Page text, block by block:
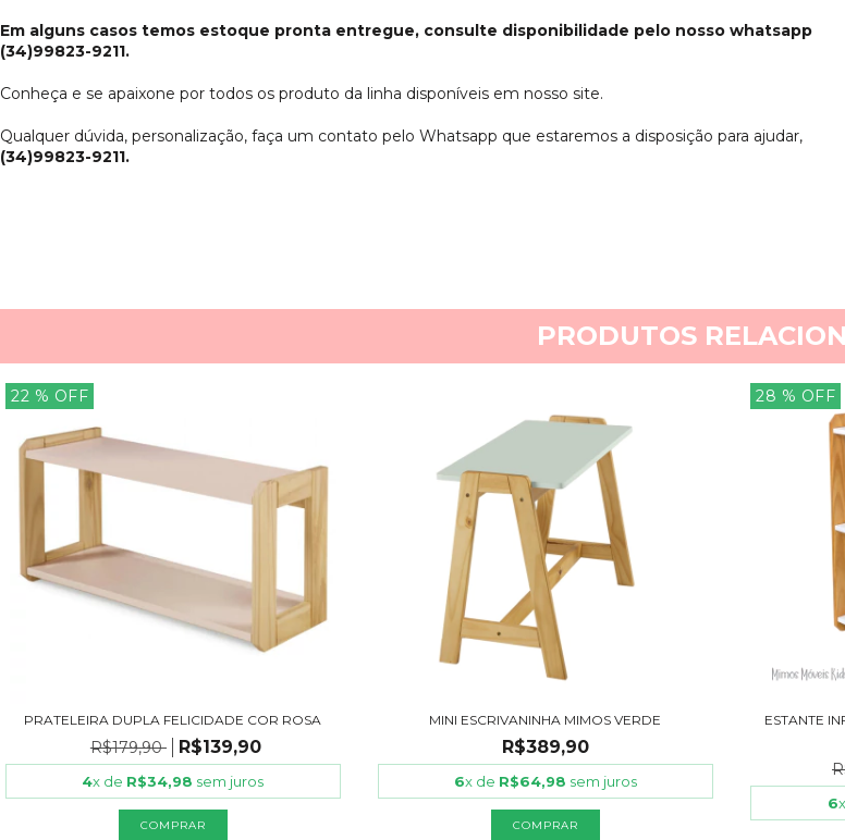
Em alguns casos temos estoque pronta entregue, consulte disponibilidade pelo nosso whatsapp
(34)99823-9211.
Conheça e se apaixone por todos os produto da linha disponíveis em nosso site.
Qualquer dúvida, personalização, faça um contato pelo Whatsapp que estaremos a disposição para ajudar,
(34)99823-9211.
PRODUTOS
22 % OFF
PRATELEIRA DUPLA FELICIDADE COR ROSA
R$179,90 R$139,90
4x de R$34,98 sem juros
MINI ESCRIVANINHA MIMOS VERDE
R$389,90
6x de R$64,98 sem juros
COMPRAR
28 % OFF
ESTANTE
6